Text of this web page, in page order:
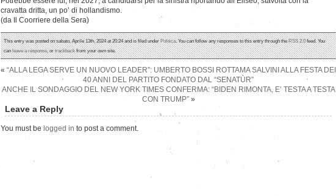
cravatta dritta, un po’ di hollandismo.
(da Il Coorriere della Sera)
This entry was posted on sabato, Aprile 13th, 2024 at 20:24 and is filed underPolitica. You can follow any responses to this entry through theRSS 2.0feed. You
canleave a response, ortrackbackfrom your own site.
« “ALLA LEGA SERVE UN NUOVO LEADER”: UMBERTO BOSSI ROTTAMA SALVINI ALLA FESTA DEI
40 ANNI DEL PARTITO FONDATO DAL “SENATÙR”
ANCHE IL SONDAGGIO DEL NEW YORK TIMES CONFERMA: “BIDEN RIMONTA, E’ TESTA A TESTA
CON TRUMP”»
Leave a Reply
You must be logged in to post a comment.